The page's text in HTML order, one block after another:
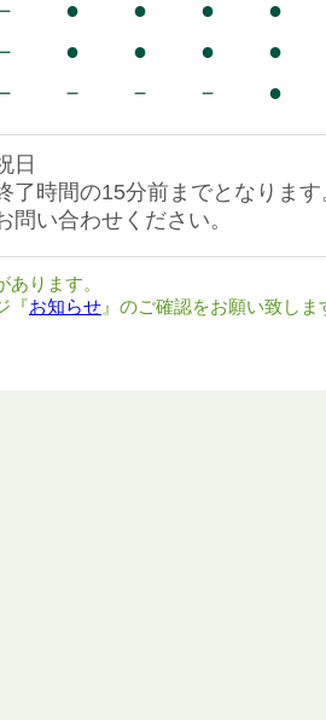
日
時間の15分前までとなります
い合わせください。
－ ● ● ● ●
－ ● ● ● ●
－ － － － ●
ります。
『お知らせ 』のご確認をお願い致しま